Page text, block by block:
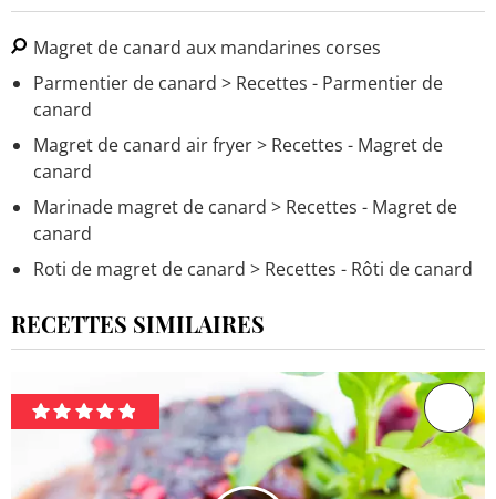
Magret de canard aux mandarines corses
Parmentier de canard > Recettes - Parmentier de
canard
Magret de canard air fryer> Recettes - Magret de
canard
Marinade magret de canard > Recettes - Magret de
canard
Roti de magret de canard > Recettes - Rôti de canard
RECETTES SIMILAIRES